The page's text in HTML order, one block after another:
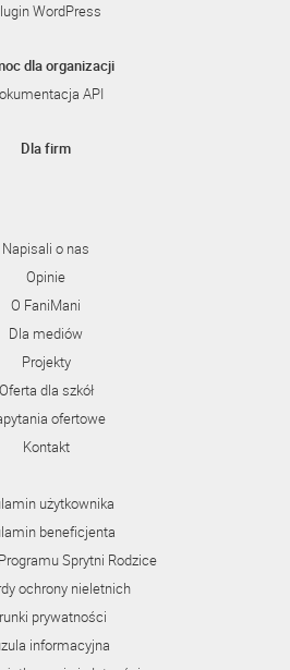
WordPress
dla organizacji
API
Dla firm
Napisali o nas
Opinie
O FaniMani
Dla mediów
Projekty
Oferta dla szkół
ofertowe
Kontakt
użytkownika
beneficjenta
Sprytni Rodzice
ochrony nieletnich
prywatności
informacyjna